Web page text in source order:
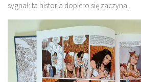
sygnał: ta historia dopiero się zaczyna.